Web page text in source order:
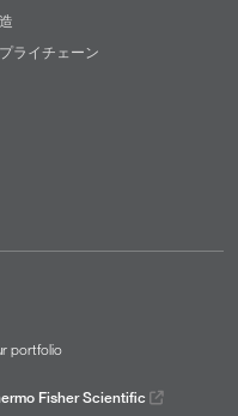
ライチェーン
portfolio
Fisher Scientific